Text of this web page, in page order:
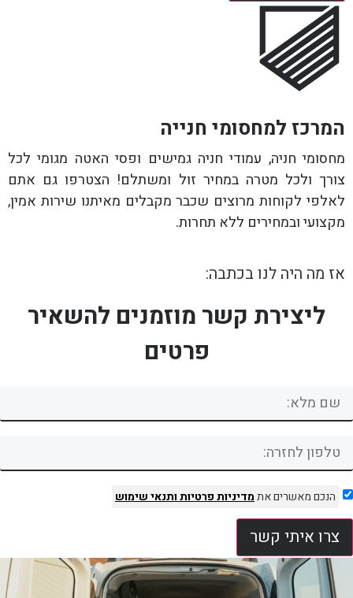
המרכז למחסומי חנייה
מחסומי חניה, עמודי חניה גמישים ופסי האטה מגומי לכל
צורך ולכל מטרה במחיר זול ומשתלם! הצטרפו גם אתם
לאלפי לקוחות מרוצים שכבר מקבלים מאיתנו שירות אמין,
מקצועי ובמחירים ללא תחרות.
אז מה היה לנו בכתבה:
ליצירת קשר מוזמנים להשאיר
פרטים
הנכם מאשרים אתמדיניות פרטיותותנאי שימוש
צרו איתי קשר